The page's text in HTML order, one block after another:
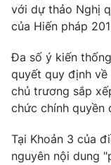
Thị trường
Lịch phát sóng
Chuyên mục khác
Emagazine
Photo
với dự thảo Nghị
của Hiến pháp
Đa số ý kiến
quyết quy định
chủ trương sắp
chức chính quyền
Tại Khoản 3 của
nguyên nội dung